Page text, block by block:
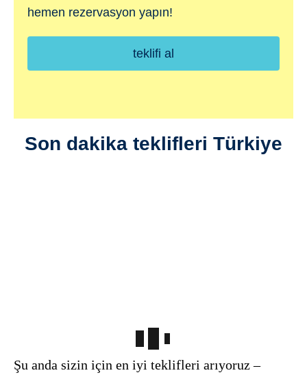
hemen rezervasyon yapın!
teklifi al
Son dakika teklifleri Türkiye
Şu anda sizin için en iyi teklifleri arıyoruz –